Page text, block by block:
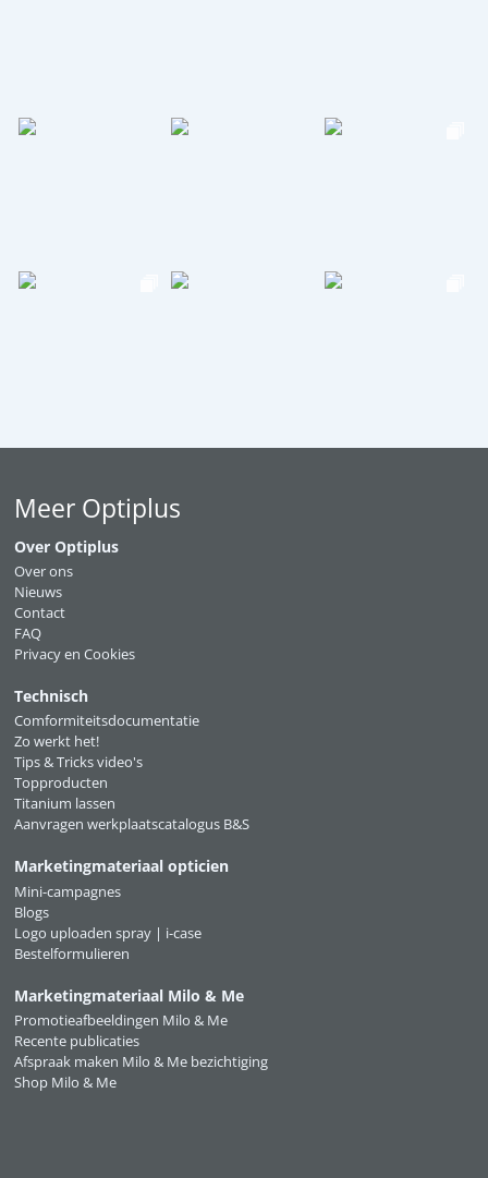
Meer Optiplus
Over Optiplus
Over ons
Nieuws
Contact
FAQ
Privacy en Cookies
Technisch
Comformiteitsdocumentatie
Zo werkt het!
Tips & Tricks video's
Topproducten
Titanium lassen
Aanvragen werkplaatscatalogus B&S
Marketingmateriaal opticien
Mini-campagnes
Blogs
Logo uploaden spray | i-case
Bestelformulieren
Marketingmateriaal Milo & Me
Promotieafbeeldingen Milo & Me
Recente publicaties
Afspraak maken Milo & Me bezichtiging
Shop Milo & Me